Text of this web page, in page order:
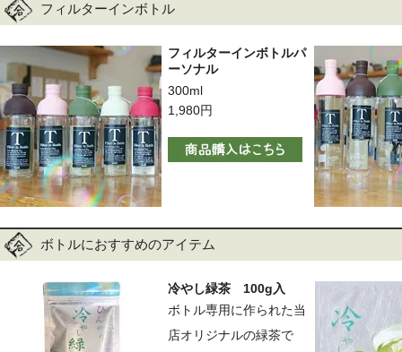
フィルターインボトル
フィルターインボトルパ
ーソナル
300ml
1,980円
ボトルにおすすめのアイテム
冷やし緑茶 100g入
ボトル専用に作られた当
店オリジナルの緑茶で